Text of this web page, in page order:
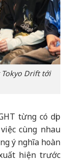
Drift tới
từng có dịp
cùng nhau
ý nghĩa hoàn
hiện trước